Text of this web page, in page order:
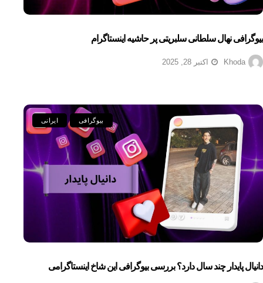
بیوگرافی نهال سلطانی سلبریتی پر حاشیه اینستاگرام
Khoda اکتبر 28, 2025
ایرانی بیوگرافی
دانیال پایدار چند سال دارد؟ بررسی بیوگرافی این شاخ اینستاگرامی